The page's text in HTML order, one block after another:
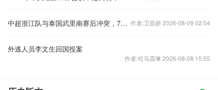
中超浙江队与泰国武里南赛后冲突，7人被禁赛48场 作者:卫昌妍 2026-08-09 02:04
外逃人员李文生回国投案
作者:司马霞琳 2026-08-08 15:55